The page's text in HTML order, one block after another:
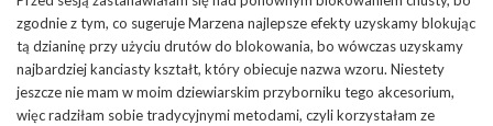
zgodnie z tym, co sugeruje Marzena najlepsze efekty uzyskamy blokując
tą dzianinę przy użyciu drutów do blokowania, bo wówczas uzyskamy
najbardziej kanciasty kształt, który obiecuje nazwa wzoru. Niestety
jeszcze nie mam w moim dziewiarskim przyborniku tego akcesorium,
więc radziłam sobie tradycyjnymi metodami, czyli korzystałam ze